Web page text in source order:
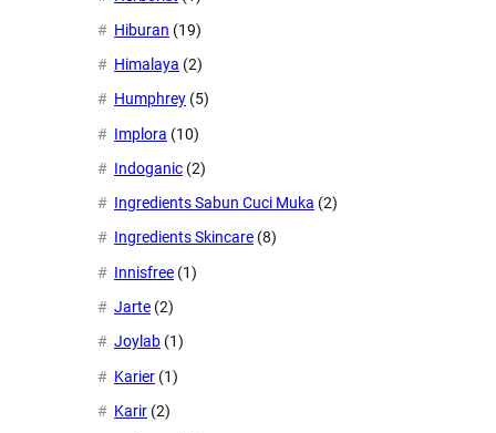
Hiburan (19)
Himalaya (2)
Humphrey (5)
Implora (10)
Indoganic (2)
Ingredients Sabun Cuci Muka (2)
Ingredients Skincare (8)
Innisfree (1)
Jarte (2)
Joylab (1)
Karier (1)
Karir (2)